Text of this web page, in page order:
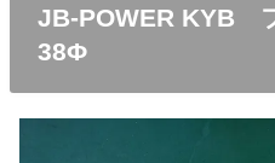
JB-POWER KYB
38Φ